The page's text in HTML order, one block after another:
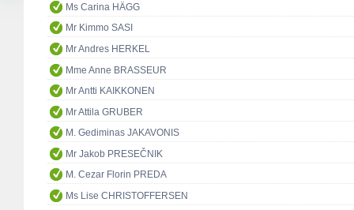
Ms Carina HÄGG
Mr Kimmo SASI
Mr Andres HERKEL
Mme Anne BRASSEUR
Mr Antti KAIKKONEN
Mr Attila GRUBER
M. Gediminas JAKAVONIS
Mr Jakob PRESEČNIK
M. Cezar Florin PREDA
Ms Lise CHRISTOFFERSEN